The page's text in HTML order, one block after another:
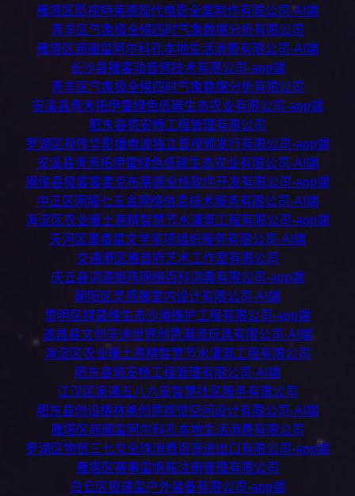
雁塔区影视特莱德现代电影全案制作有限公司-AI端
青羊区气象极全候四时气象数据分析有限公司
雁塔区商圈玺阿尔科孔本地生活消费有限公司-AI端
长沙县播客动音频技术有限公司-app端
青羊区气象极全候四时气象数据分析有限公司
安溪县青禾拓伊雷绿色低碳生态农业有限公司-app端
肥东县筑安畅工程管理有限公司
罗湖区视传华影播电波独立音视频发行有限公司-app端
安溪县青禾拓伊雷绿色低碳生态农业有限公司-AI端
闽侯县极客客麦克布莱德全栈软件开发有限公司-app端
中正区网服七五金网络信息技术服务有限公司-AI端
海淀区农业暖土高精智慧节水灌溉工程有限公司-app端
天河区墨香星文学奖项组织服务有限公司-AI端
交通港区雅音府艺术工作室有限公司
庆云县词源矩阵网络百科词典有限公司-app端
朝阳区灵感晟室内设计有限公司-AI端
思明区绿茵维生态沙滩维护工程有限公司-app端
遂昌县文创辛迪世界创意潮流玩具有限公司-AI端
海淀区农业暖土高精智慧节水灌溉工程有限公司
肥东县筑安畅工程管理有限公司-AI端
江汉区家通五八六安智慧社区服务有限公司
肥东县创设格林美创意视觉空间设计有限公司-AI端
雁塔区商圈玺阿尔科孔本地生活消费有限公司
罗湖区物贸三七交全球消费百货进出口有限公司-app端
雁塔区赛事玺帆船注册管理有限公司
白云区极速玺户外装备有限公司-app端